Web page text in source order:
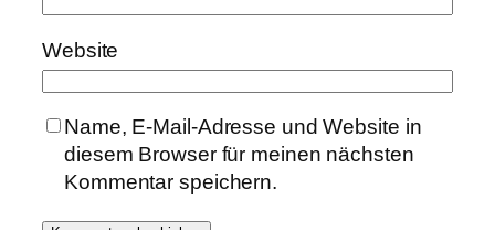
Website
Name, E-Mail-Adresse und Website in
diesem Browser für meinen nächsten
Kommentar speichern.